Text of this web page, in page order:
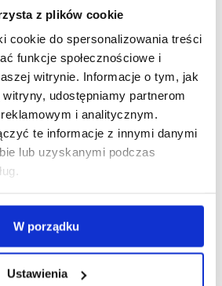
z plików cookie
cookie do spersonalizowania treści
funkcje społecznościowe i
witrynie. Informacje o tym, jak
udostępniamy partnerom
i analitycznym.
te informacje z innymi danymi
lub uzyskanymi podczas
W porządku
Ustawienia
Konsultacja ma charakter
trakcie może również
plan leczenia. Jeśli pacjent
farmakoterapii, może
konsultacja medyczna w sprawie
jednak pamiętać, że nie ma
recepty ani zwolnienia podczas
zależy od stwierdzonych przez
oraz ewentualnych
może uznać, że stan pacjenta
lub dodatkowej
placówki. Po zakończeniu
pacjenta o swojej decyzji
dokumencie e-ZLA
natychmiast po jej zatwierdzeniu